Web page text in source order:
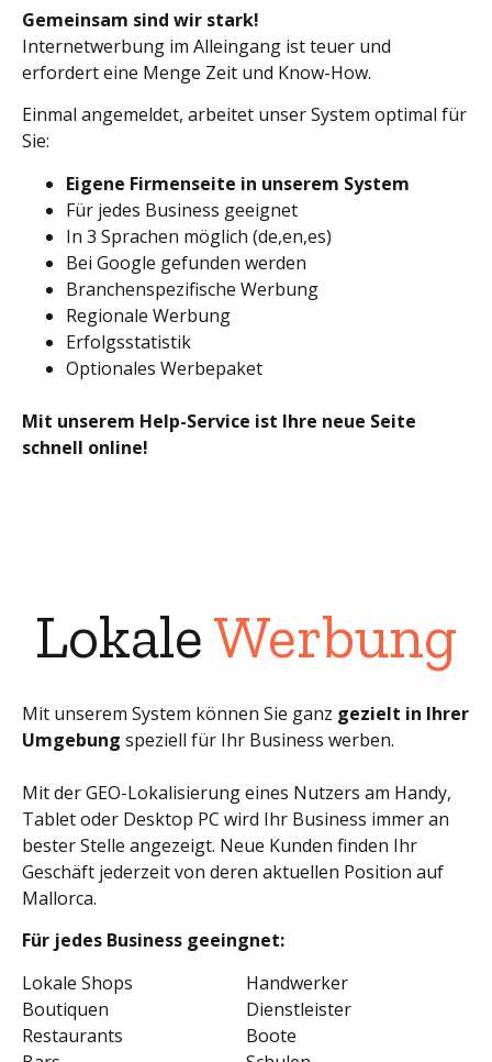
Gemeinsam sind wir stark!
Internetwerbung im Alleingang ist teuer und
erfordert eine Menge Zeit und Know-How.
Einmal angemeldet, arbeitet unser System optimal für
Sie:
Eigene Firmenseite in unserem System
Für jedes Business geeignet
In 3 Sprachen möglich (de,en,es)
Bei Google gefunden werden
Branchenspezifische Werbung
Regionale Werbung
Erfolgsstatistik
Optionales Werbepaket
Mit unserem Help-Service ist Ihre neue Seite
schnell online!
LokaleWerbung
Mit unserem System können Sie ganz gezielt in Ihrer
Umgebung speziell für Ihr Business werben.
Mit der GEO-Lokalisierung eines Nutzers am Handy,
Tablet oder Desktop PC wird Ihr Business immer an
bester Stelle angezeigt. Neue Kunden finden Ihr
Geschäft jederzeit von deren aktuellen Position auf
Mallorca.
Für jedes Business geeingnet:
Lokale Shops
Handwerker
Boutiquen
Dienstleister
Restaurants
Boote